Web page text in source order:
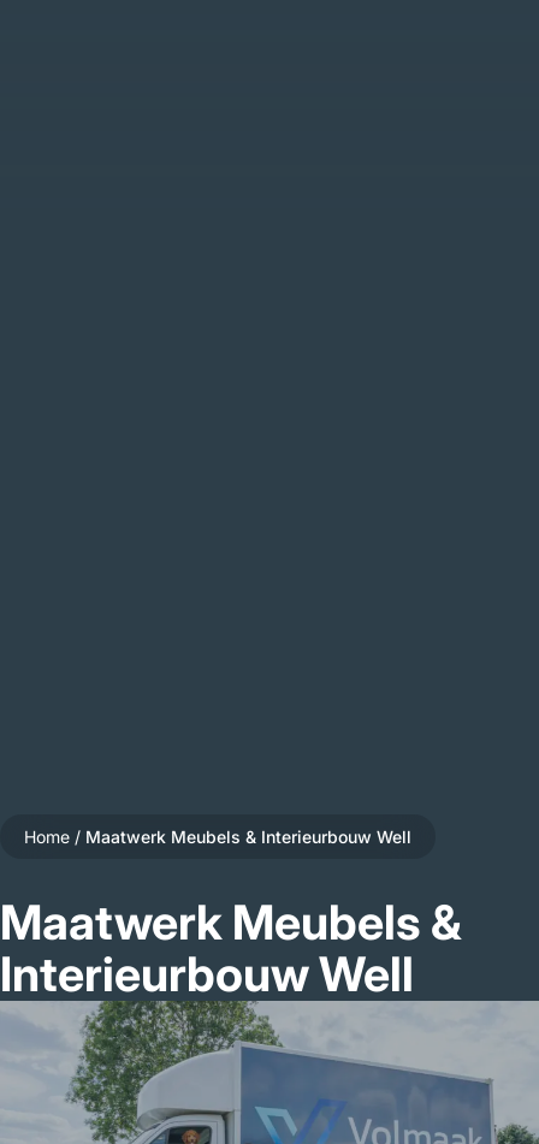
Home / Maatwerk Meubels & Interieurbouw Well
Maatwerk Meubels &
Interieurbouw Well